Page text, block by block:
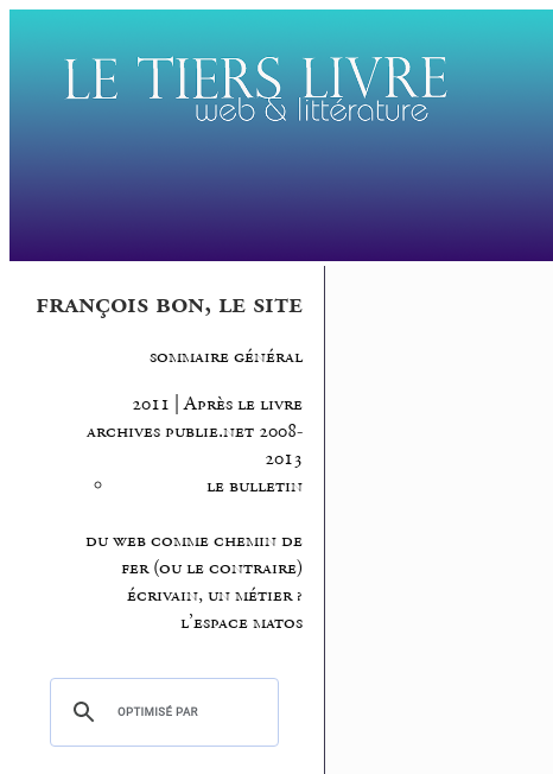
françois bon, le site
sommaire général
2011 | Après le livre
archives publie.net 2008-
2013
le bulletin
du web comme chemin de
fer (ou le contraire)
écrivain, un métier ?
l’espace matos